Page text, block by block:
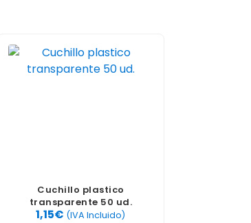
Cuchillo plastico
transparente 50 ud.
1,15€ (IVA Incluido)